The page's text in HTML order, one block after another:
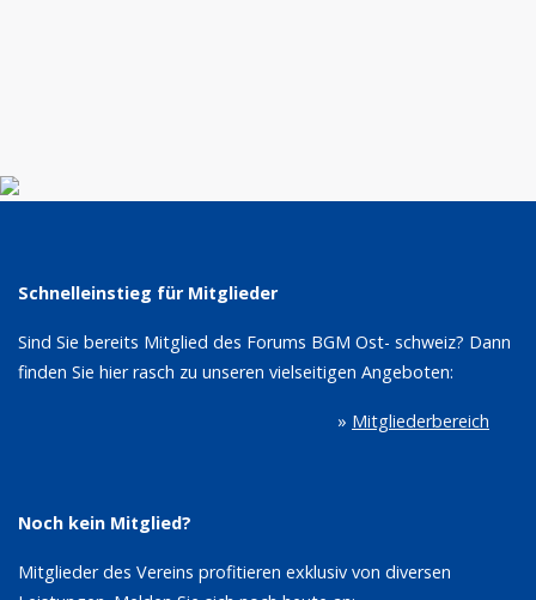
Schnelleinstieg für Mitglieder
Sind Sie bereits Mitglied des Forums BGM Ost- schweiz? Dann
finden Sie hier rasch zu unseren vielseitigen Angeboten:
» Mitgliederbereich
Noch kein Mitglied?
Mitglieder des Vereins profitieren exklusiv von diversen